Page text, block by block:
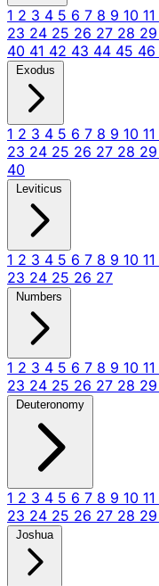
1 2 3 4 5 6 7 8 9 10 11
23 24 25 26 27 28 29
40 41 42 43 44 45 46
Exodus
1 2 3 4 5 6 7 8 9 10 11
23 24 25 26 27 28 29
40
Leviticus
1 2 3 4 5 6 7 8 9 10 11
23 24 25 26 27
Numbers
1 2 3 4 5 6 7 8 9 10 11
23 24 25 26 27 28 29
Deuteronomy
1 2 3 4 5 6 7 8 9 10 11
23 24 25 26 27 28 29
Joshua